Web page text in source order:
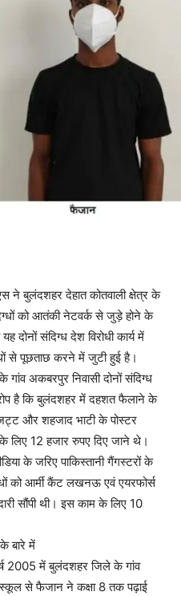
ने बुलंदशहर देहात कोतवाली क्षेत्र के
को आतंकी नेटवर्क से जुड़े होने के
दोनों संदिग्ध देश विरोधी कार्य में
से पूछताछ करने में जुटी हुई है।
अकबरपुर निवासी दोनों संदिग्ध
है कि बुलंदशहर में दहशत फैलाने के
और शहजाद भाटी के पोस्टर
लिए 12 हजार रुपए दिए जाने थे।
के जरिए पाकिस्तानी गैंगस्टरों के
को आर्मी कैंट लखनऊ एवं एयरफोर्स
सौंपी थी। इस काम के लिए 10
बारे में
2005 में बुलंदशहर जिले के गांव
से फैजान ने कक्षा 8 तक पढ़ाई